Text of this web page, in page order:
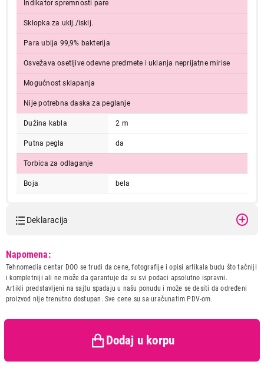
Indikator spremnosti pare
Sklopka za uklj./isklj.
Para ubija 99,9% bakterija
Osvežava osetljive odevne predmete i uklanja neprijatne mirise
Mogućnost sklapanja
Nije potrebna daska za peglanje
Dužina kabla 2 m
Putna pegla da
Torbica za odlaganje
Boja bela
Deklaracija
Naziv i vrsta robe:
PEGLA
Uvoznik:
Mison d.o.o.
Zemlja porekla:
Kina
kupaca po osnovu zakona o
Napomena:
Tehnomedia centar DOO se trudi da cene, fotografije i opisi artikala budu što tačniji
i kompletniji ali ne može da garantuje da su svi podaci apsolutno ispravni.
Artikli predstavljeni na sajtu spadaju u našu ponudu i može se desiti da određeni
proizvod nije trenutno dostupan. Sve cene su sa uračunatim PDV-om.
Dodaj u korpu
9.499,00
PEGLE
Nastavi kupovinu
Završi kupovinu